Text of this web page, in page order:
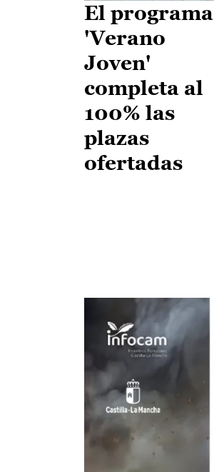
El programa
'Verano
Joven'
completa al
100% las
plazas
ofertadas